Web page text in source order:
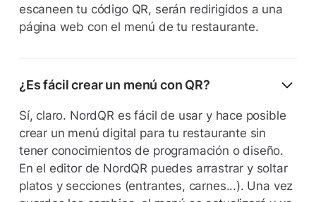
escaneen tu código QR, serán redirigidos a una
página web con el menú de tu restaurante.
¿Es fácil crear un menú con QR?
Sí, claro. NordQR es fácil de usar y hace posible
crear un menú digital para tu restaurante sin
tener conocimientos de programación o diseño.
En el editor de NordQR puedes arrastrar y soltar
platos y secciones (entrantes, carnes...). Una vez